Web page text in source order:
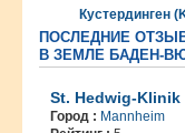
Кустердинген
ПОСЛЕДНИЕ
В ЗЕМЛЕ БАДЕН-
St. Hedwig-Klinik
Город : Mannheim